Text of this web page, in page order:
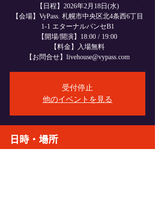
【日程】2026年2月18日(水)
【会場】VyPass. 札幌市中央区北4条西6丁目
1-1 エターナルパンセB1
【開場/開演】18:00 / 19:00
【料金】入場無料
【お問合せ】livehouse@vypass.com
受付停止
他のイベントを見る
日時・場所